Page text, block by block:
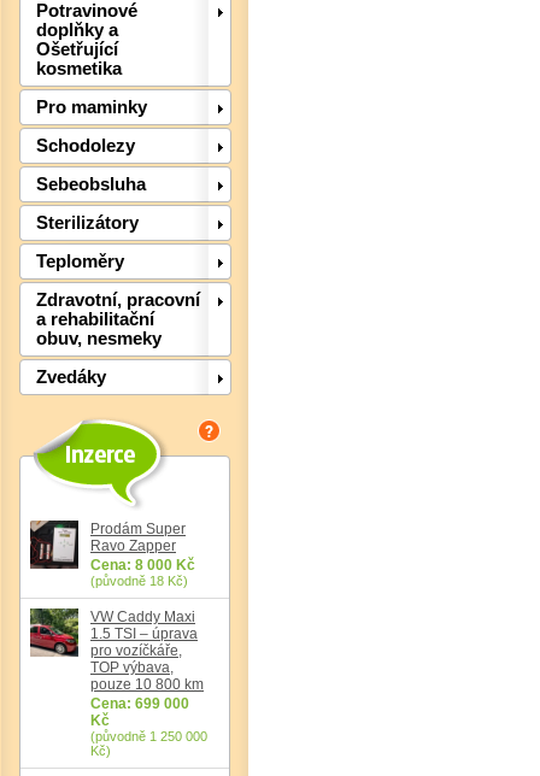
Potravinové
doplňky a
Ošetřující
kosmetika
Pro maminky
Schodolezy
Sebeobsluha
Sterilizátory
Teploměry
Zdravotní, pracovní
a rehabilitační
obuv, nesmeky
Zvedáky
Prodám Super
Ravo Zapper
Cena: 8 000 Kč
(původně 18 Kč)
VW Caddy Maxi
1.5 TSI – úprava
pro vozíčkáře,
TOP výbava,
pouze 10 800 km
Cena: 699 000
Kč
(původně 1 250 000
Kč)